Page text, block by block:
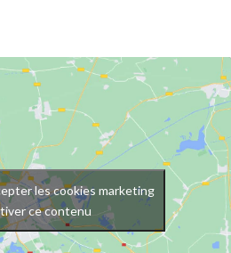
les cookies marketing
ce contenu